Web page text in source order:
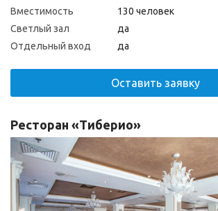
Вместимость
130 человек
Светлый зал
да
Отдельный вход
да
Оставить заявку
Ресторан «Тиберио»